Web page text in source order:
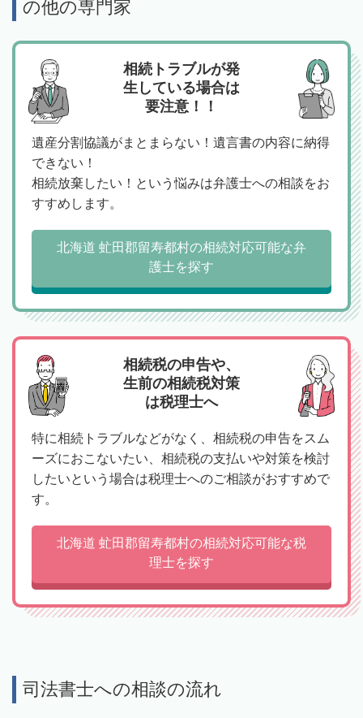
の他の専門家
相続トラブルが発
生している場合は
要注意！！
遺産分割協議がまとまらない！遺言書の内容に納得
できない！
相続放棄したい！という悩みは弁護士への相談をお
すすめします。
北海道 虻田郡留寿都村の相続対応可能な弁
護士を探す
相続税の申告や、
生前の相続税対策
は税理士へ
特に相続トラブルなどがなく、相続税の申告をスム
ーズにおこないたい、相続税の支払いや対策を検討
したいという場合は税理士へのご相談がおすすめで
す。
北海道 虻田郡留寿都村の相続対応可能な税
理士を探す
司法書士への相談の流れ